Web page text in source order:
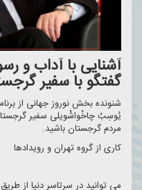
آشنایی با آداب و
گفتگو با سفیر
یُوسِبْ چاخْواشْویلی سفیر
مردم گرجستان باشید.
كاری از گروه تهران و رویدادها